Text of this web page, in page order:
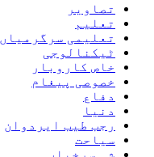
تصاویر
تعلیم
تعلیمی سرگرمیاں
ٹیکنالوجی
خاص کاروبار
خصوصی پیغام
دفاع
دنیا
رجب طیب ایردوان
سیاحت
شہ سرخیاں